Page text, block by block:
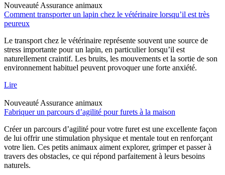
Nouveauté Assurance animaux
Comment transporter un lapin chez le vétérinaire lorsqu’il est très
peureux
Le transport chez le vétérinaire représente souvent une source de
stress importante pour un lapin, en particulier lorsqu’il est
naturellement craintif. Les bruits, les mouvements et la sortie de son
environnement habituel peuvent provoquer une forte anxiété.
Lire
Nouveauté Assurance animaux
Fabriquer un parcours d’agilité pour furets à la maison
Créer un parcours d’agilité pour votre furet est une excellente façon
de lui offrir une stimulation physique et mentale tout en renforçant
votre lien. Ces petits animaux aiment explorer, grimper et passer à
travers des obstacles, ce qui répond parfaitement à leurs besoins
naturels.